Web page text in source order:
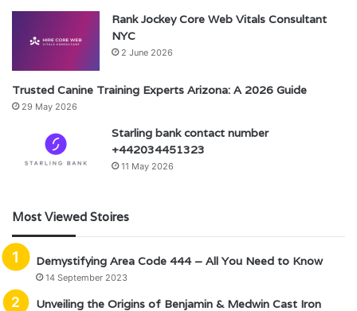
Rank Jockey Core Web Vitals Consultant
NYC
2 June 2026
Trusted Canine Training Experts Arizona: A 2026 Guide
29 May 2026
Starling bank contact number
+442034451323
11 May 2026
Most Viewed Stoires
Demystifying Area Code 444 – All You Need to Know
14 September 2023
Unveiling the Origins of Benjamin & Medwin Cast Iron